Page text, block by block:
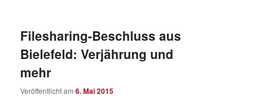
Filesharing-Beschluss aus
Bielefeld: Verjährung und
mehr
Veröffentlicht am6. Mai 2015